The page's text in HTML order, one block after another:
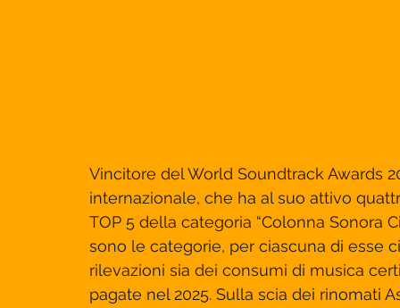
Vincitore del World Soundtrack Awards
internazionale, che ha al suo attivo
TOP 5 della categoria “Colonna Sonora
sono le categorie, per ciascuna di esse
rilevazioni sia dei consumi di musica
pagate nel 2025. Sulla scia dei rinomati